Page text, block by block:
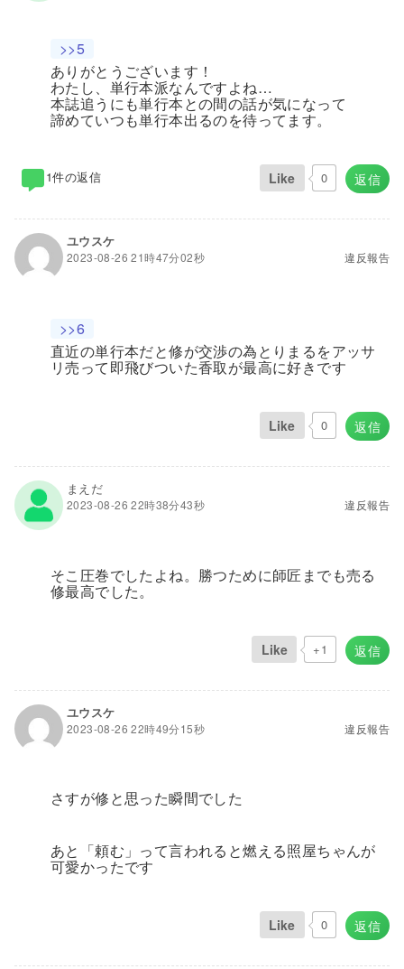
>>5
ありがとうございます！
わたし、単行本派なんですよね…
本誌追うにも単行本との間の話が気になって
諦めていつも単行本出るのを待ってます。
返信
Like 0
1件の返信
ユウスケ
2023-08-26 21時47分02秒 違反報告
>>6
直近の単行本だと修が交渉の為とりまるをアッサ
リ売って即飛びついた香取が最高に好きです
返信
Like 0
まえだ
2023-08-26 22時38分43秒 違反報告
そこ圧巻でしたよね。勝つために師匠までも売る
修最高でした。
返信
Like +1
ユウスケ
2023-08-26 22時49分15秒 違反報告
さすが修と思った瞬間でした
あと「頼む」って言われると燃える照屋ちゃんが
可愛かったです
返信
Like 0